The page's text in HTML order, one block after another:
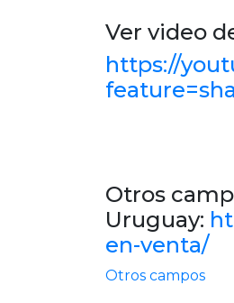
Ver video
https://
Otros
Uruguay:
en-venta/
Otros campos